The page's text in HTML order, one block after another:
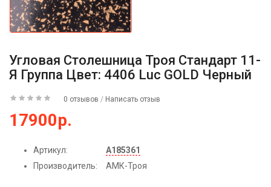
Угловая Столешница Троя Стандарт 11-
Я Группа Цвет: 4406 Luc GOLD Черный
0 отзывов / Написать отзыв
17900р.
Артикул:
А185361
Производитель:
АМК-Троя